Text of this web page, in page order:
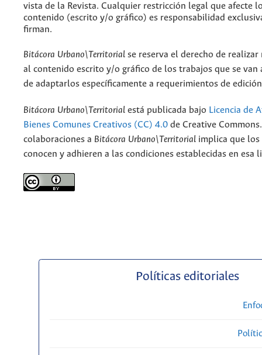
vista de la Revista. Cualquier restricción legal que afecte
contenido (escrito y/o gráfico) es responsabilidad
firman.
Bitácora Urbano\Territorial se reserva el derecho de realizar
al contenido escrito y/o gráfico de los trabajos que se van
de adaptarlos específicamente a requerimientos de
Bitácora Urbano\Territorial está publicada bajo Licencia de
Bienes Comunes Creativos (CC) 4.0 de Creative
colaboraciones a Bitácora Urbano\Territorial implica que los
conocen y adhieren a las condiciones establecidas en esa
Políticas editoriales